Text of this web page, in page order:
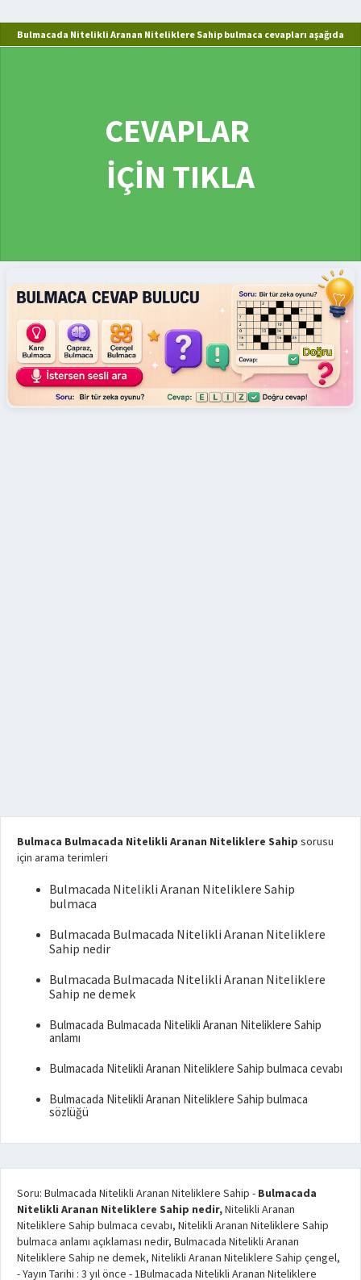
Bulmacada Nitelikli Aranan Niteliklere Sahip bulmaca cevapları aşağıda
CEVAPLAR
İÇİN TIKLA
Bulmaca Bulmacada Nitelikli Aranan Niteliklere Sahip sorusu
için arama terimleri
Bulmacada Nitelikli Aranan Niteliklere Sahip
bulmaca
Bulmacada Bulmacada Nitelikli Aranan Niteliklere
Sahip nedir
Bulmacada Bulmacada Nitelikli Aranan Niteliklere
Sahip ne demek
Bulmacada Bulmacada Nitelikli Aranan Niteliklere Sahip
anlamı
Bulmacada Nitelikli Aranan Niteliklere Sahip bulmaca cevabı
Bulmacada Nitelikli Aranan Niteliklere Sahip bulmaca
sözlüğü
Soru: Bulmacada Nitelikli Aranan Niteliklere Sahip - Bulmacada
Nitelikli Aranan Niteliklere Sahip nedir,Nitelikli Aranan
Niteliklere Sahip bulmaca cevabı, Nitelikli Aranan Niteliklere Sahip
bulmaca anlamı açıklaması nedir, Bulmacada Nitelikli Aranan
Niteliklere Sahip ne demek, Nitelikli Aranan Niteliklere Sahip çengel,
- Yayın Tarihi : 3 yıl önce -1Bulmacada Nitelikli Aranan Niteliklere